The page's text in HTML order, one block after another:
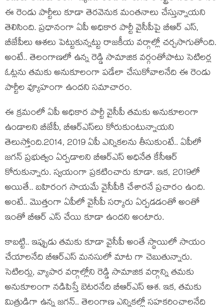
ఈ రెండు పార్టీలు కూడా తెర‌వెనుక మంత‌నాలు చేస్తున్నాయని
తెలిసింది. ప్ర‌ధానంగా ఏపీ అధికార పార్టీ వైసీపీపై బీఆర్ ఎస్‌,
బీజేపీలు ఆశ‌లు పెట్టుకున్న‌ట్టు రాజ‌కీయ వ‌ర్గాల్లో చ‌ర్చ‌సాగుతోంది.
అంటే.. తెలంగాణ‌లో ఉన్న రెడ్డి సామాజిక వ‌ర్గంతోపాటు సెటిల‌ర్ల
ఓట్ల‌ను త‌మ‌కు అనుకూలంగా ప‌డేలా చేసుకోవాల‌నేది ఈ రెండు
పార్టీల వ్యూహంగా ఉంద‌ని స‌మాచారం.
ఈ క్ర‌మంలో ఏపీ అధికార పార్టీ వైసీపీ త‌మ‌కు అనుకూలంగా
ఉండాల‌ని బీజేపీ, బీఆర్ఎస్‌లు కోరుకుంటున్నాయ‌ని
తెలుస్తోంది.2014, 2019 ఏపీ ఎన్నిక‌ల‌ను తీసుకుంటే.. ఏపీలో
జ‌గ‌న్ ప్ర‌భుత్వం ఏర్ప‌డాల‌ని బీఆర్ఎస్ అధినేత కేసీఆర్
కోరుకున్నారు. స్వ‌యంగా ప్ర‌క‌టించారు కూడా. ఇక‌, 2019లో
అయితే.. బ‌హిరంగ సాయ‌మే వైసీపీకి చేశార‌నే ప్ర‌చారం ఉంది.
అంటే.. మొత్తంగా ఏపీలో వైసీపీ స‌ర్కారు ఏర్ప‌డ‌డంతో అంతో
ఇంతో బీఆర్ ఎస్ చేయి కూడా ఉంద‌ని అంటారు.
కాబ‌ట్టి.. ఇప్పుడు త‌మ‌కు కూడా వైసీపీ అంతే స్థాయిలో సాయం
చేయాల‌నేది బీఆర్ఎస్ మ‌న‌సులో మాట గా చెబుతున్నారు.
సెటిల‌ర్లు, వ్యాపార వ‌ర్గాల్లోని రెడ్డి సామాజిక వ‌ర్గాన్ని త‌మ‌కు
అనుకూలంగా న‌డిపిస్తే బెట‌రనేది బీఆర్ఎస్ ఆశ‌. ఇక‌, త‌మ‌కు
మిత్రుడిగా ఉన్న జ‌గ‌న్‌.. తెలంగాణ ఎన్నిక‌ల్లో స‌హ‌క‌రించాల‌నేది